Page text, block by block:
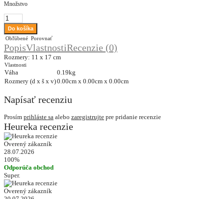
Množstvo
Obľúbené Porovnať
PopisVlastnostiRecenzie (0)
Rozmery: 11 x 17 cm
Vlastnosti
Váha
0.19kg
Rozmery (d x š x v)0.00cm x 0.00cm x 0.00cm
Napísať recenziu
Prosím prihláste sa alebo zaregistrujte pre pridanie recenzie
Heureka recenzie
Overený zákazník
28.07.2026
100%
Odporúča obchod
Super.
Overený zákazník